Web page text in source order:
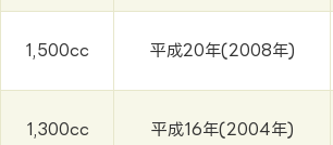
1,500cc 平成20年(2008年)
1,300cc 平成16年(2004年)